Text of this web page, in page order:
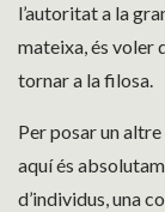
l’autoritat a la
mateixa, és voler
tornar a la filosa.
Per posar un
aquí és
d’individus, una